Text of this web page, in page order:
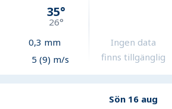
35°
26°
0,3 mm
5 (9) m/s
Ingen data
finns tillgänglig
Sön 16 aug